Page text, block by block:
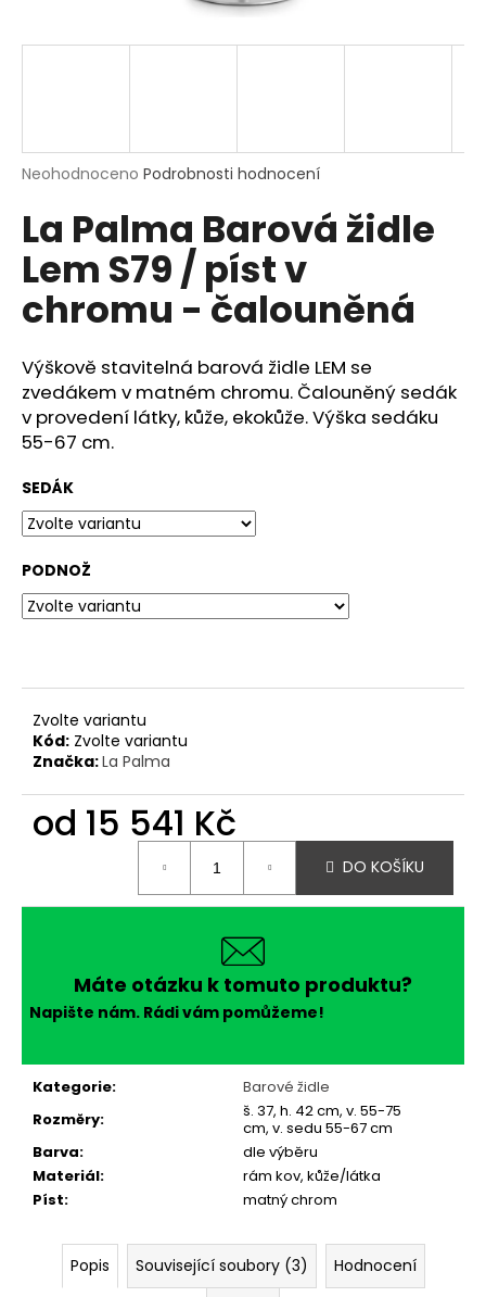
Průměrné
produktu
je
0,0
5
hvězdiček.
Neohodnoceno Podrobnosti hodnocení
La Palma Barová židle
Lem S79 / píst v
chromu - čalouněná
Výškově stavitelná barová židle LEM se
zvedákem v matném chromu. Čalouněný sedák
v provedení látky, kůže, ekokůže.Výška sedáku
55-67 cm.
SEDÁK
PODNOŽ
Zvolte variantu
Kód: Zvolte variantu
Značka:La Palma
od 15 541 Kč
DO KOŠÍKU
Máte otázku k tomuto produktu?
Napište nám. Rádi vám pomůžeme!
Kategorie:
Barové židle
Rozměry:
š. 37, h. 42 cm, v. 55-75
cm, v. sedu 55-67 cm
Barva:
dle výběru
Materiál:
rám kov, kůže/látka
Píst: matný chrom
Popis Související soubory (3)
Hodnocení
j
HLEDAT
o
p
o
r
č
u
j
e
m
e